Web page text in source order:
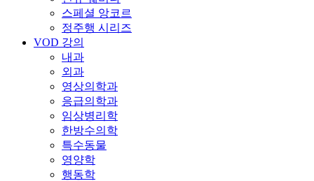
스페셜 앙코르
정주행 시리즈
VOD 강의
내과
외과
영상의학과
응급의학과
임상병리학
한방수의학
특수동물
영양학
행동학